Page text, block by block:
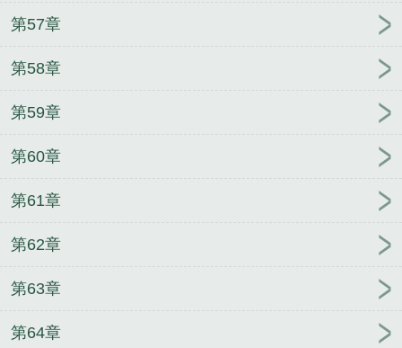
第57章
第58章
第59章
第60章
第61章
第62章
第63章
第64章